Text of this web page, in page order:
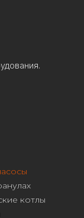
котлы